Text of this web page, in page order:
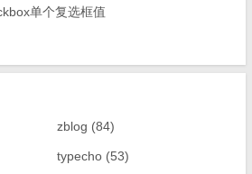
单个复选框值
zblog (84)
typecho (53)